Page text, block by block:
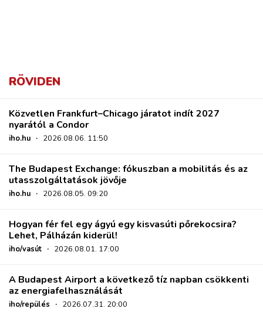
RÖVIDEN
Közvetlen Frankfurt–Chicago járatot indít 2027
nyarától a Condor
iho.hu · 2026.08.06. 11:50
The Budapest Exchange: fókuszban a mobilitás és az
utasszolgáltatások jövője
iho.hu · 2026.08.05. 09:20
Hogyan fér fel egy ágyú egy kisvasúti pőrekocsira?
Lehet, Pálházán kiderül!
iho/vasút · 2026.08.01. 17:00
A Budapest Airport a következő tíz napban csökkenti
az energiafelhasználását
iho/repülés · 2026.07.31. 20:00